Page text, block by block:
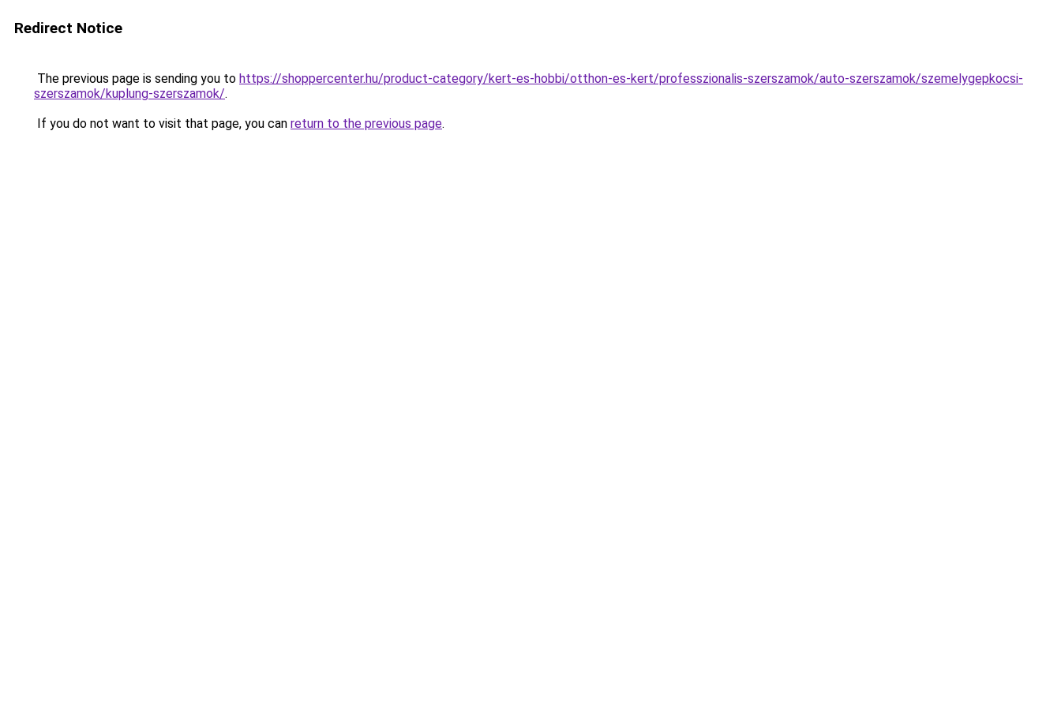
Redirect Notice
The previous page is sending you to https://shoppercenter.hu/product-category/kert-es-hobbi/otthon-es-kert/professzionalis-szerszamok/auto-szerszamok/szemelygepkocsi-
szerszamok/kuplung-szerszamok/.
If you do not want to visit that page, you can return to the previous page.